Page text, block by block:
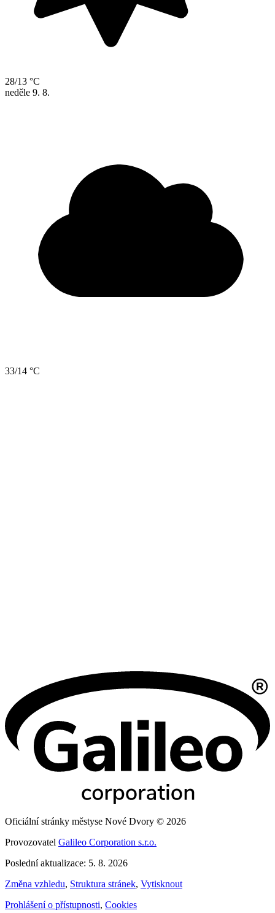
28/13 °C
neděle 9. 8.
33/14 °C
Oficiální stránky městyse Nové Dvory © 2026
Provozovatel Galileo Corporation s.r.o.
Poslední aktualizace: 5. 8. 2026
Změna vzhledu, Struktura stránek, Vytisknout
Prohlášení o přístupnosti, Cookies